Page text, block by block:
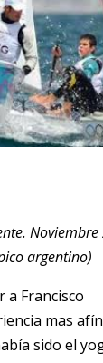
argentino)
a Francisco
mas afín
sido el